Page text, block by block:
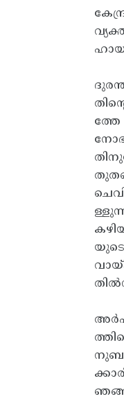
ത്തേ
യുടെ